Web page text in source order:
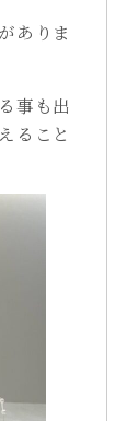
ありま
事も出
ること